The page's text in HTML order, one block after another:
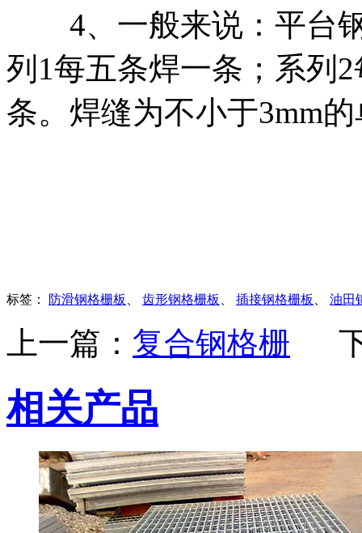
4、一般来说：平台钢
列1每五条焊一条；系列
条。焊缝为不小于3mm
标签： 防滑钢格栅板 、 齿形钢格栅板 、 插接钢格栅板 、 油田
上一篇： 复合钢格栅
相关产品